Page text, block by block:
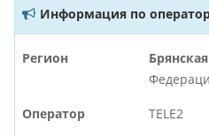
Информация по
Регион
Оператор TELE2